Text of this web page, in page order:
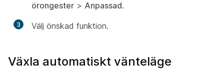
örongester > Anpassad.
3 Välj önskad funktion.
Växla automatiskt vänteläge